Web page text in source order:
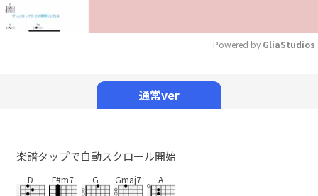
Powered by GliaStudios
通常ver
楽譜タップで自動スクロール開始
D F#m7 G Gmaj7 A